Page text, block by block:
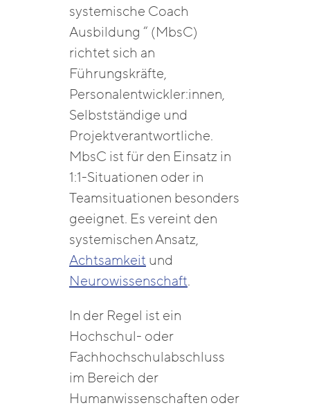
systemische Coach
Ausbildung “ (MbsC)
richtet sich an
Führungskräfte,
Personalentwickler:innen,
Selbstständige und
Projektverantwortliche.
MbsC ist für den Einsatz in
1:1-Situationen oder in
Teamsituationen besonders
geeignet. Es vereint den
systemischen Ansatz,
Achtsamkeitund
Neurowissenschaft.
In der Regel ist ein
Hochschul- oder
Fachhochschulabschluss
im Bereich der
Humanwissenschaften oder